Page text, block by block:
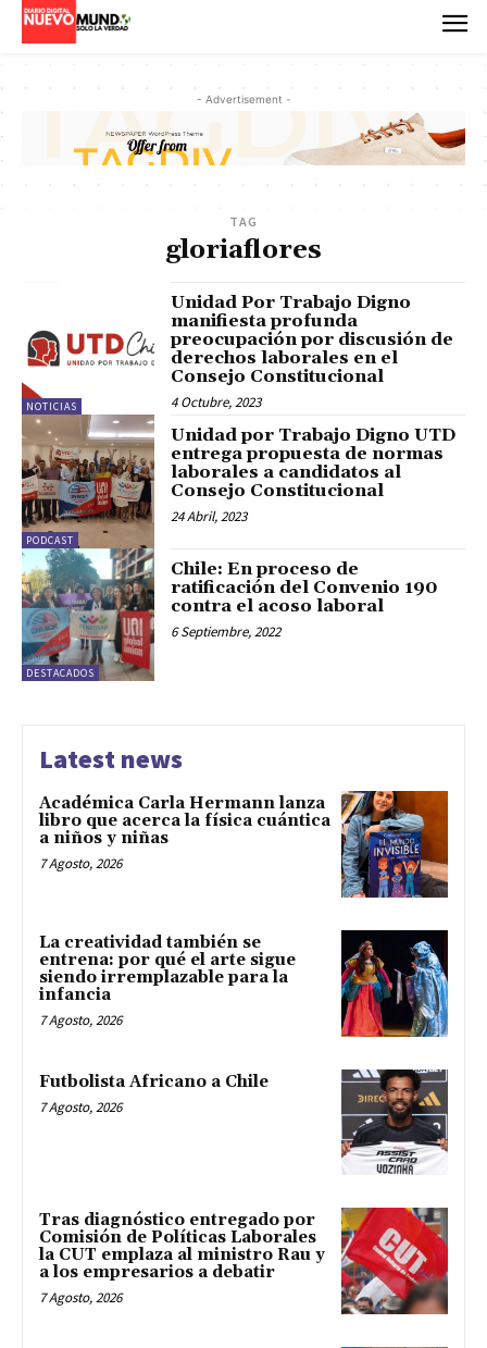
- Advertisement -
TAG
gloriaflores
NOTICIAS
Unidad Por Trabajo Digno
manifiesta profunda
preocupación por discusión de
derechos laborales en el
Consejo Constitucional
4 Octubre, 2023
PODCAST
Unidad por Trabajo Digno UTD
entrega propuesta de normas
laborales a candidatos al
Consejo Constitucional
24 Abril, 2023
DESTACADOS
Chile: En proceso de
ratificación del Convenio 190
contra el acoso laboral
6 Septiembre, 2022
Latest news
Académica Carla Hermann lanza
libro que acerca la física cuántica
a niños y niñas
7 Agosto, 2026
La creatividad también se
entrena: por qué el arte sigue
siendo irremplazable para la
infancia
7 Agosto, 2026
Futbolista Africano a Chile
7 Agosto, 2026
Tras diagnóstico entregado por
Comisión de Políticas Laborales
la CUT emplaza al ministro Rau y
a los empresarios a debatir
7 Agosto, 2026